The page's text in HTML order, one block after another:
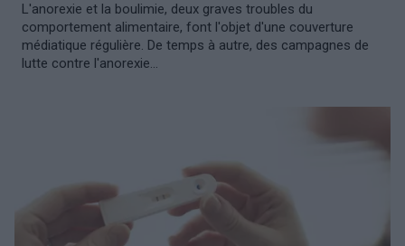
L'anorexie et la boulimie, deux graves troubles du
comportement alimentaire, font l'objet d'une couverture
médiatique régulière. De temps à autre, des campagnes de
lutte contre l'anorexie...